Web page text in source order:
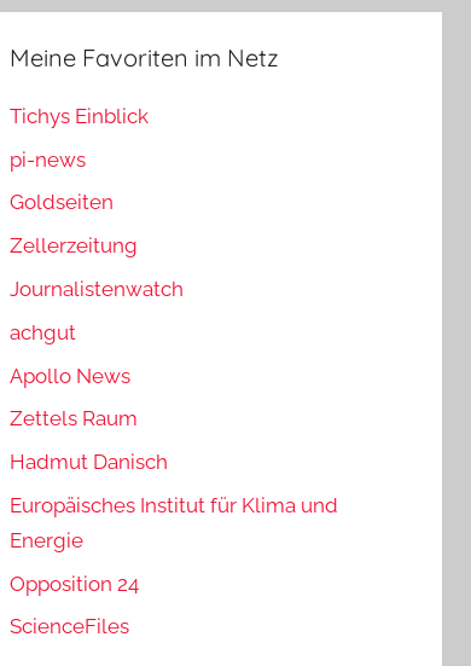
Meine Favoriten im Netz
Tichys Einblick
pi-news
Goldseiten
Zellerzeitung
Journalistenwatch
achgut
Apollo News
Zettels Raum
Hadmut Danisch
Europäisches Institut für Klima und
Energie
Opposition 24
ScienceFiles